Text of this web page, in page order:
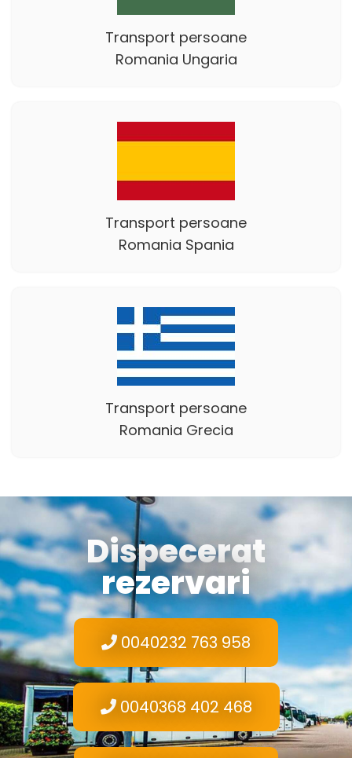
Transport persoane
Romania Ungaria
Transport persoane
Romania Spania
Transport persoane
Romania Grecia
Dispecerat
rezervari
0040232 763 958
0040368 402 468